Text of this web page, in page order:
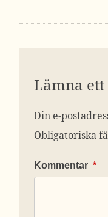
Lämna
Din e-
Obligatoriska
Kommentar *